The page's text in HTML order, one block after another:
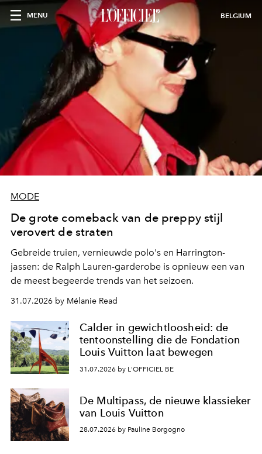
MENU BELGIUM
MODE
De grote comeback van de preppy stijl
verovert de straten
Gebreide truien, vernieuwde polo's en Harrington-
jassen: de Ralph Lauren-garderobe is opnieuw een van
de meest begeerde trends van het seizoen.
31.07.2026 by Mélanie Read
Calder in gewichtloosheid: de
tentoonstelling die de Fondation
Louis Vuitton laat bewegen
31.07.2026 by L'OFFICIEL BE
De Multipass, de nieuwe klassieker
van Louis Vuitton
28.07.2026 by Pauline Borgogno